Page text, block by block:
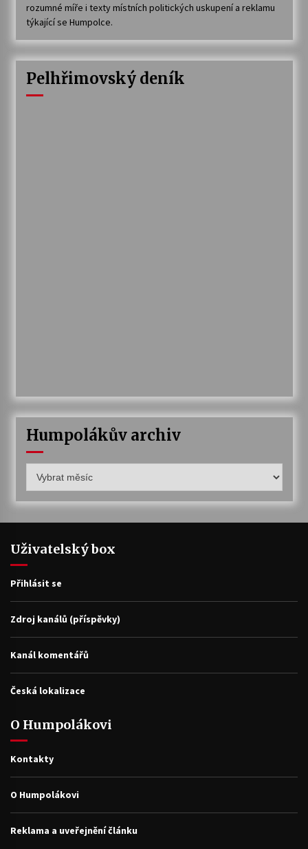
rozumné míře i texty místních politických uskupení a reklamu
týkající se Humpolce.
Pelhřimovský deník
Humpolákův archiv
archiv
Uživatelský box
Přihlásit se
Zdroj kanálů (příspěvky)
Kanál komentářů
Česká lokalizace
O Humpolákovi
Kontakty
O Humpolákovi
Reklama a uveřejnění článku